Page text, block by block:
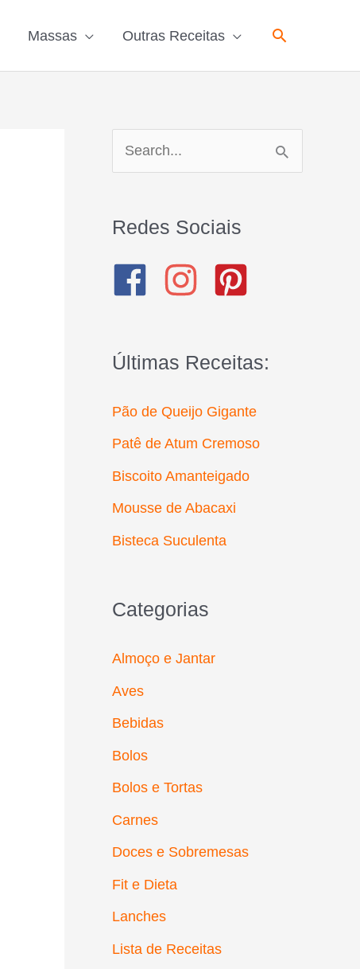
Massas Outras Receitas Pesquisar
e
q
r
Redes Sociais
Últimas Receitas:
Pão de Queijo Gigante
Patê de Atum Cremoso
Biscoito Amanteigado
Mousse de Abacaxi
Bisteca Suculenta
Categorias
Almoço e Jantar
Aves
Bebidas
Bolos
Bolos e Tortas
Carnes
Doces e Sobremesas
Fit e Dieta
Lanches
Lista de Receitas